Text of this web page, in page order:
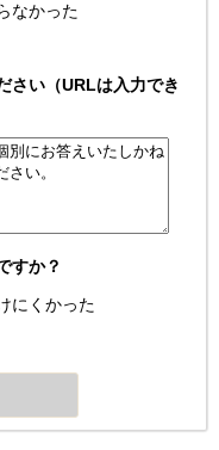
なかった
さい（URLは入力でき
すか？
にくかった